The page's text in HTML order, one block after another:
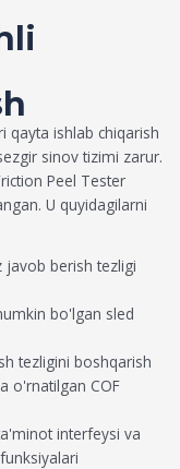
qayta ishlab chiqarish
sinov tizimi zarur.
Peel Tester
U quyidagilarni
javob berish tezligi
bo'lgan sled
tezligini boshqarish
o'rnatilgan COF
interfeysi va